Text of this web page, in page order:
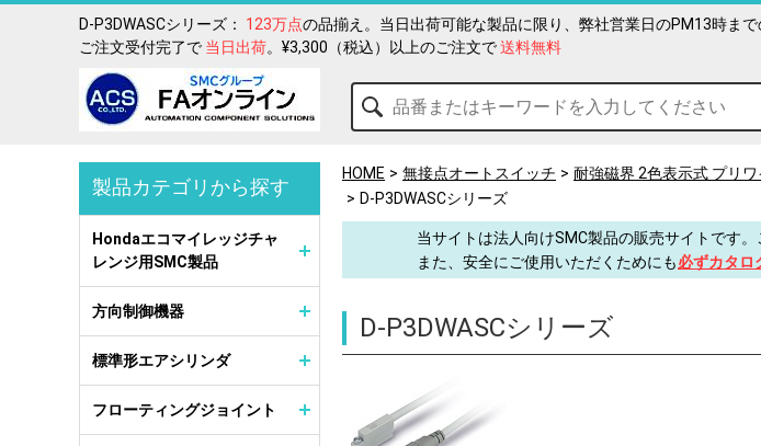
D-P3DWASCシリーズ： 123万点の品揃え。当日出荷可能な製品に限り、弊社営業日のPM13時まで
ご注文受付完了で 当日出荷。¥3,300（税込）以上のご注文で送料無料
HOME 無接点オートスイッチ
耐強磁界 2色表示式 プリ
D-P3DWASCシリーズ
当サイトは法人向けSMC製品の販売サイトです。
また、安全にご使用いただくためにも必ずカタロ
D-P3DWASCシリーズ
製品カテゴリから探す
Hondaエコマイレッジチャ
レンジ用SMC製品
方向制御機器
標準形エアシリンダ
フローティングジョイント